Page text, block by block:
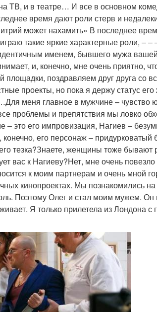
ТВ, и в театре… И все в основном
время дают роли стерв и
может нахамить» В последнее
такие яркие характерные роли, – –
именем, бывшего мужа
и, конечно, мне очень приятно,
поздравляем друг друга со
проекты, но пока я держу статус
меня главное в мужчине – чувство
проблемы и препятствия мы ловко
это его импровизация, Нагиев –
его персонаж – придурковатый
тезка?Знаете, женщины тоже бывают
вас к Нагиеву?Нет, мне очень
к моим партнерам и очень мной
кинопроектах. Мы познакомились
Поэтому Олег и стал моим мужем. Он
Я только прилетела из Лондона с